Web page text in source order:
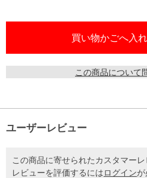
この商品について
ユーザーレビュー
この商品に寄せられたカスタマーレ
レビューを評価するにはログインが